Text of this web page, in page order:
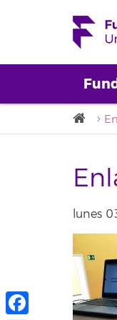
lunes